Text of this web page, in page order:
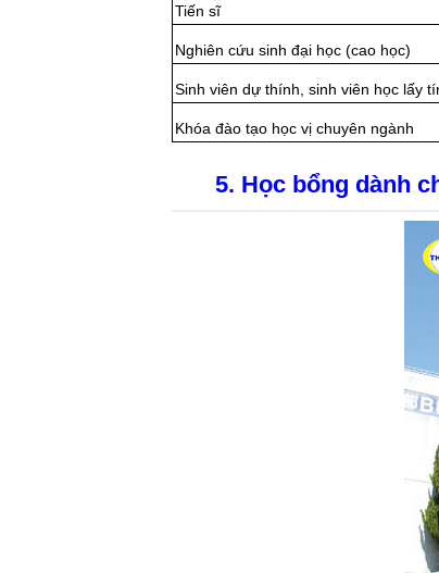
Tiến sĩ
Nghiên cứu sinh đại học (cao học)
Sinh viên dự thính, sinh viên học lấy
Khóa đào tạo học vị chuyên ngành
5. Học bổng dành